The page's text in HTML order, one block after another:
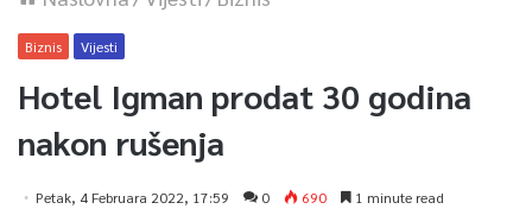
Biznis Vijesti
Hotel Igman prodat 30 godina
nakon rušenja
Petak, 4 Februara 2022, 17:59 0 690 1 minute read